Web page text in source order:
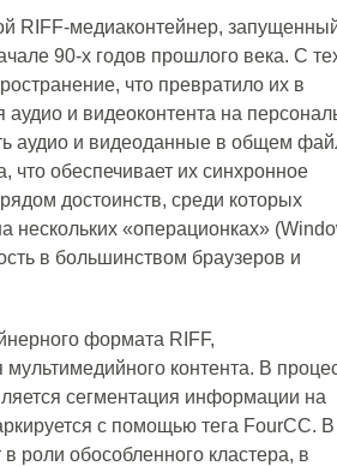
RIFF-медиаконтейнер,
90-х годов прошлого века. С
что превратило их в
аудио и видеоконтента на
аудио и видеоданные в общем
что обеспечивает их синхронное
достоинств, среди которых
нескольких «операционках»
в большинством браузеров и
формата RIFF,
контента. В
сегментация информации на
с помощью тега FourCC. В
роли обособленного кластера, в